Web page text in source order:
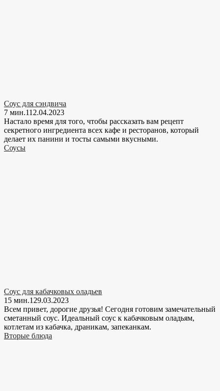
Соус для сэндвича
7 мин.112.04.2023
Настало время для того, чтобы рассказать вам рецепт
секретного ингредиента всех кафе и ресторанов, который
делает их панини и тосты самыми вкусными.
Соусы
Соус для кабачковых оладьев
15 мин.1 29.03.2023
Всем привет, дорогие друзья! Сегодня готовим замечательный
сметанный соус. Идеальный соус к кабачковым оладьям,
котлетам из кабачка, драникам, запеканкам.
Вторые блюда